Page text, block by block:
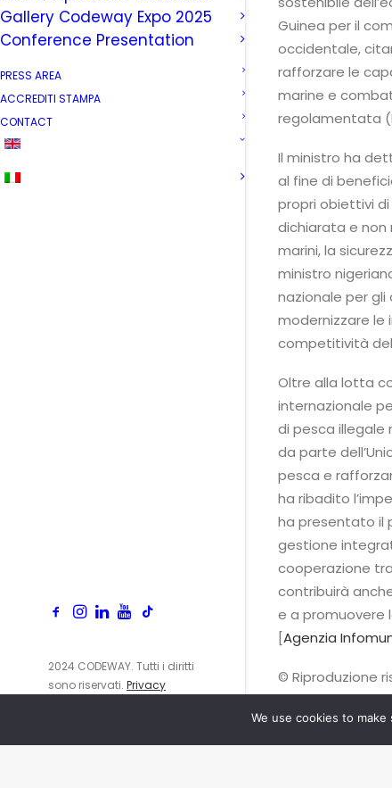
Gallery Codeway Expo 2025
Conference Presentation
PRESS AREA
ACCREDITI STAMPA
CONTACT
2024 CODEWAY. Tutti i diritti
sono riservati. Privacy
Guinea per il
occidentale,
rafforzare le
marine e
regolamentata
Il ministro ha
al fine di
propri obiettivi di
dichiarata e non
marini, la
ministro
nazionale per
modernizzare le
competitività
Oltre alla lotta
internazionale
di pesca illegale
da parte
pesca e
ha ribadito
ha presentato il
gestione
cooperazione
contribuirà
e a promuovere
[Agenzia
© Riproduzione
We use cookies to